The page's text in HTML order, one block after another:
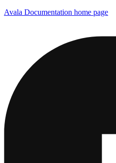
Avala Documentation home page